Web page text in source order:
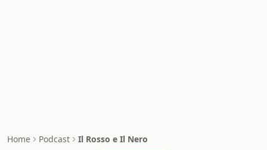
Home Podcast Il Rosso e Il Nero